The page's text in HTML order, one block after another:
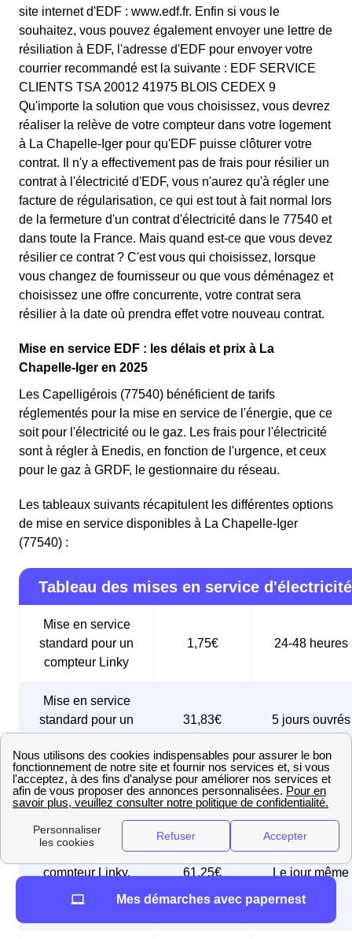
site internet d'EDF : www.edf.fr. Enfin si vous le
souhaitez, vous pouvez également envoyer une lettre de
résiliation à EDF, l'adresse d'EDF pour envoyer votre
courrier recommandé est la suivante : EDF SERVICE
CLIENTS TSA 20012 41975 BLOIS CEDEX 9
Qu'importe la solution que vous choisissez, vous devrez
réaliser la relève de votre compteur dans votre logement
à La Chapelle-Iger pour qu'EDF puisse clôturer votre
contrat. Il n'y a effectivement pas de frais pour résilier un
contrat à l'électricité d'EDF, vous n'aurez qu'à régler une
facture de régularisation, ce qui est tout à fait normal lors
de la fermeture d'un contrat d'électricité dans le 77540 et
dans toute la France. Mais quand est-ce que vous devez
résilier ce contrat ? C'est vous qui choisissez, lorsque
vous changez de fournisseur ou que vous déménagez et
choisissez une offre concurrente, votre contrat sera
résilier à la date où prendra effet votre nouveau contrat.
Mise en service EDF : les délais et prix à La
Chapelle-Iger en 2025
Les Capelligérois (77540) bénéficient de tarifs
réglementés pour la mise en service de l'énergie, que ce
soit pour l'électricité ou le gaz. Les frais pour l'électricité
sont à régler à Enedis, en fonction de l'urgence, et ceux
pour le gaz à GRDF, le gestionnaire du réseau.
Les tableaux suivants récapitulent les différentes options
de mise en service disponibles à La Chapelle-Iger
(77540) :
Tableau des mises en service d'électricité
Mise en service
standard pour un
compteur Linky
1,75€ 24-48 heures
Mise en service
standard pour un
31,83€ 5 jours ouvrés
Mise en service
express
74,83€
sous 24 à 48
heures
Mise en service
urgente pour un
compteur Linky,
réalisée le jour
61,25€
Le jour même
Mes démarches avec papernest